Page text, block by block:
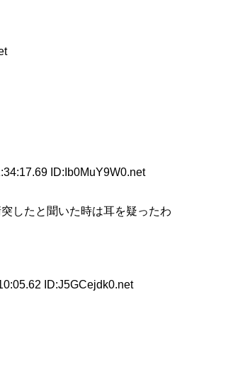
ID:Ib0MuY9W0.net
したと聞いた時は耳を疑ったわ
ID:J5GCejdk0.net